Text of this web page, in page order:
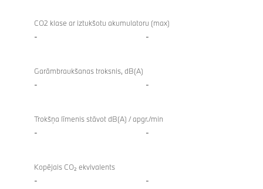
CO2 klase ar iztukšotu akumulatoru (max)
- -
Garāmbraukšanas troksnis, dB(A)
- -
Trokšņa līmenis stāvot dB(A) / apgr./min
- -
Kopējais CO₂ ekvivalents
- -